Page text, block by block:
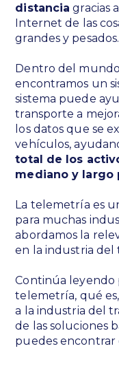
distancia gracias al
Internet de las
grandes y pesados.
Dentro del
encontramos un
sistema puede
transporte a
los datos que se
vehículos,
total de los
mediano y largo
La telemetría es
para muchas
abordamos la
en la industria del
Continúa leyendo
telemetría, qué
a la industria del
de las soluciones
puedes encontrar